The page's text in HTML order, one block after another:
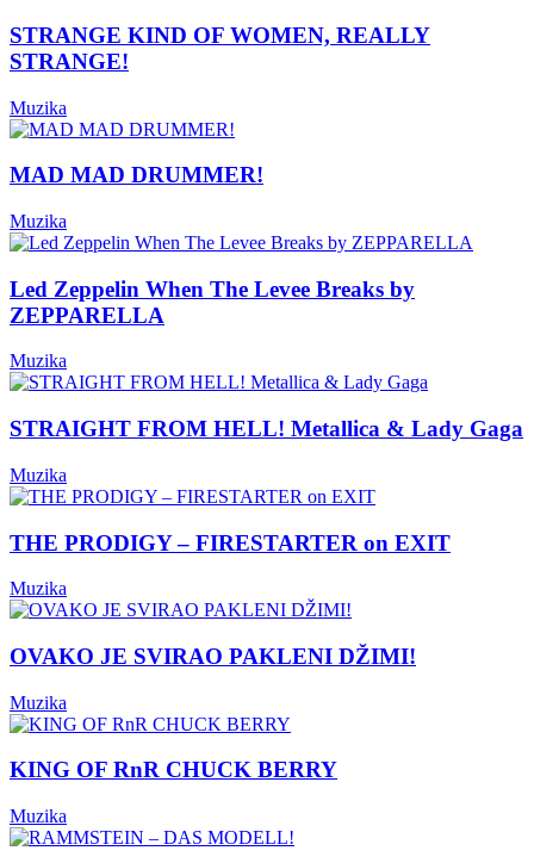
STRANGE KIND OF WOMEN, REALLY
STRANGE!
Muzika
MAD MAD DRUMMER!
Muzika
Led Zeppelin When The Levee Breaks by
ZEPPARELLA
Muzika
STRAIGHT FROM HELL! Metallica & Lady Gaga
Muzika
THE PRODIGY – FIRESTARTER on EXIT
Muzika
OVAKO JE SVIRAO PAKLENI DŽIMI!
Muzika
KING OF RnR CHUCK BERRY
Muzika